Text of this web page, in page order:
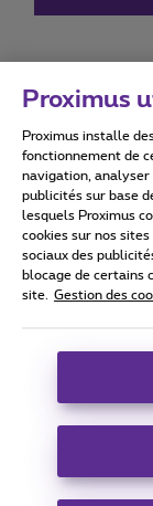
Tous droits
Conditions
Coordonnées de
Boulevard du Roi
Carrier &
Proximus
Proximus installe
fonctionnement de
navigation,
publicités sur base
lesquels Proximus
cookies sur nos
sociaux des
blocage de certains
site.
Gestion des